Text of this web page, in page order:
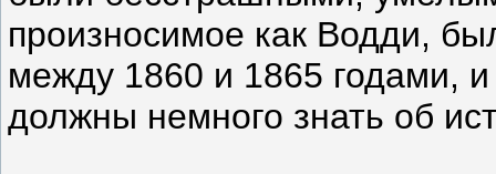
произносимое как Водди,
между 1860 и 1865 годами,
должны немного знать об